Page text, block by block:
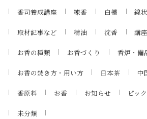
香司養成講座 練香 白檀 線
取材記事など 精油 沈香 講座
お香の種類 お香づくり 香炉・備
お香の焚き方・用い方 日本茶 中
香原料 お香 お知らせ ピッ
未分類